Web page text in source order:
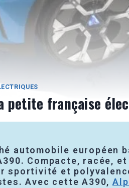
petite française
automobile européen
. Compacte, racée,
sportivité et
Avec cette A390,